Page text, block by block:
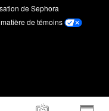
de Sephora
de témoins